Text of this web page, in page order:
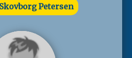
Petersen